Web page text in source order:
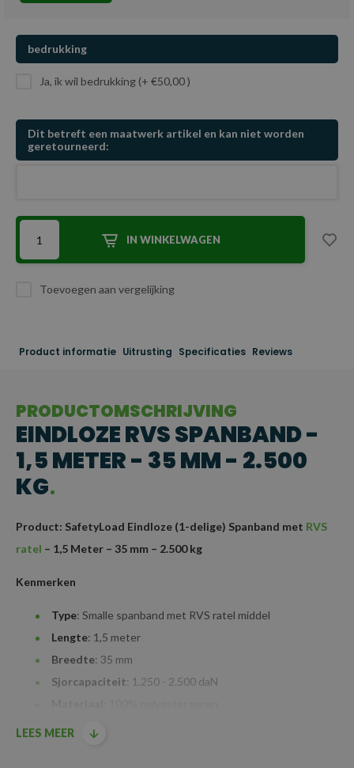
bedrukking
Ja, ik wil bedrukking (+ €50,00 )
Dit betreft een maatwerk artikel en kan niet worden
geretourneerd:
IN WINKELWAGEN
Toevoegen aan vergelijking
Product informatie Uitrusting Specificaties Reviews
PRODUCTOMSCHRIJVING
EINDLOZE RVS SPANBAND -
1,5 METER - 35 MM - 2.500
KG
Product: SafetyLoad Eindloze (1-delige) Spanband met RVS
ratel – 1,5 Meter – 35 mm – 2.500 kg
Kenmerken
Type: Smalle spanband met RVS ratel middel
Lengte: 1,5 meter
Breedte: 35 mm
Sjorcapaciteit: 1.250 - 2.500 daN
Mechanisme
LEES MEER